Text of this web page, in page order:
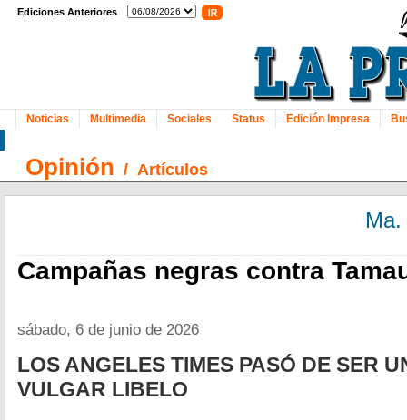
Ediciones Anteriores
Noticias Multimedia Sociales Status Edición Impresa
Opinión / Artículos
Campañas negras contra
sábado, 6 de junio de 2026
LOS ANGELES TIMES PASÓ DE SER
VULGAR LIBELO